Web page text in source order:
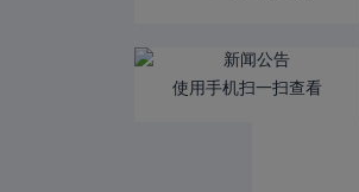
9950X/ I9-9900K
使用手机扫一扫查看